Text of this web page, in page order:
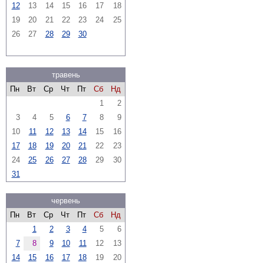
12
13 14 15 16 17
18
19
20 21 22 23 24
25
26
27 28 29 30
травень
Пн
Вт Ср Чт Пт Сб
Нд
1
2
3
4 5 6 7 8
9
10
11 12 13 14 15
16
17
18 19 20 21 22
23
24
25 26 27 28 29
30
31
червень
Пн
Вт Ср Чт Пт Сб
Нд
1
2 3 4 5
6
7
8 9 10 11 12
13
14
15 16 17 18 19
20